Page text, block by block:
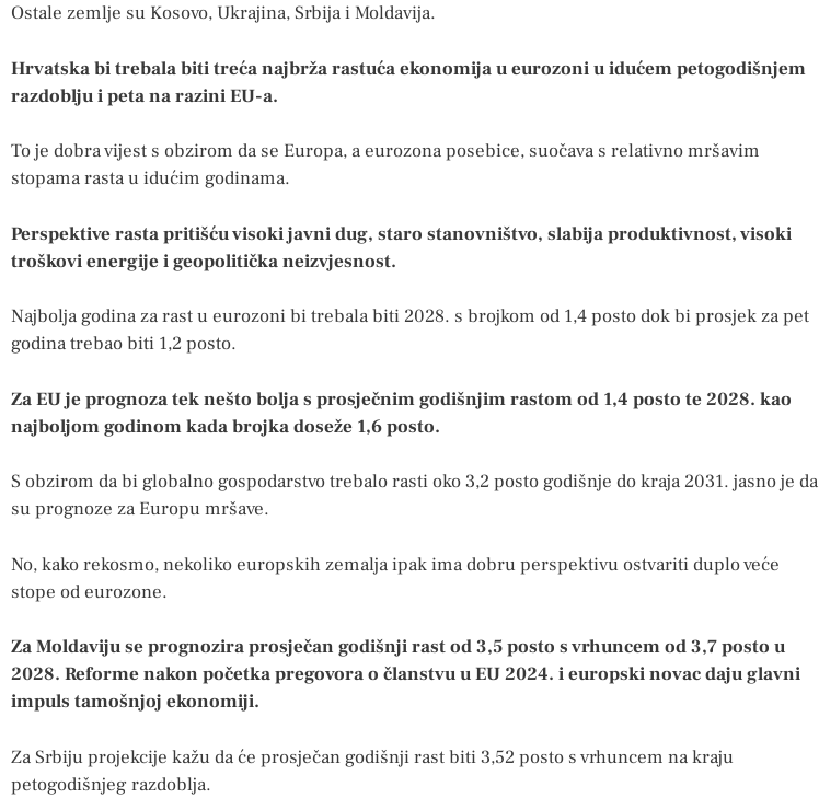
Ostale zemlje su Kosovo, Ukrajina, Srbija i Moldavija.
Hrvatska bi trebala biti treća najbrža rastuća ekonomija u eurozoni u idućem petogodišnjem
razdoblju i peta na razini EU-a.
To je dobra vijest s obzirom da se Europa, a eurozona posebice, suočava s relativno mršavim
stopama rasta u idućim godinama.
Perspektive rasta pritišću visoki javni dug, staro stanovništvo, slabija produktivnost, visoki
troškovi energije i geopolitička neizvjesnost.
Najbolja godina za rast u eurozoni bi trebala biti 2028. s brojkom od 1,4 posto dok bi prosjek za pet
godina trebao biti 1,2 posto.
Za EU je prognoza tek nešto bolja s prosječnim godišnjim rastom od 1,4 posto te 2028. kao
najboljom godinom kada brojka doseže 1,6 posto.
S obzirom da bi globalno gospodarstvo trebalo rasti oko 3,2 posto godišnje do kraja 2031. jasno je da
su prognoze za Europu mršave.
No, kako rekosmo, nekoliko europskih zemalja ipak ima dobru perspektivu ostvariti duplo veće
stope od eurozone.
Za Moldaviju se prognozira prosječan godišnji rast od 3,5 posto s vrhuncem od 3,7 posto u
2028. Reforme nakon početka pregovora o članstvu u EU 2024. i europski novac daju glavni
impuls tamošnjoj ekonomiji.
Za Srbiju projekcije kažu da će prosječan godišnji rast biti 3,52 posto s vrhuncem na kraju
petogodišnjeg razdoblja.